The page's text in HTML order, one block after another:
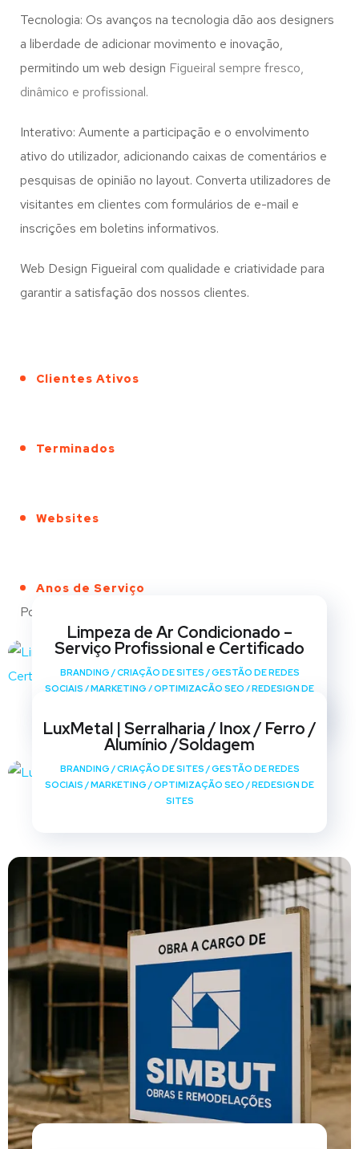
Tecnologia: Os avanços na tecnologia dão aos designers
a liberdade de adicionar movimento e inovação,
permitindo um web design Figueiral sempre fresco,
dinâmico e profissional.
Interativo: Aumente a participação e o envolvimento
ativo do utilizador, adicionando caixas de comentários e
pesquisas de opinião no layout. Converta utilizadores de
visitantes em clientes com formulários de e-mail e
inscrições em boletins informativos.
Web Design Figueiral com qualidade e criatividade para
garantir a satisfação dos nossos clientes.
Clientes Ativos
Terminados
Websites
Anos de Serviço
Portfólio
Limpeza de Ar Condicionado –
Serviço Profissional e Certificado
BRANDING /CRIAÇÃO DE SITES /GESTÃO DE REDES
SOCIAIS /MARKETING /OPTIMIZAÇÃO SEO /REDESIGN DE
LuxMetal | Serralharia / Inox / Ferro /
Alumínio /Soldagem
BRANDING /CRIAÇÃO DE SITES /GESTÃO DE REDES
SOCIAIS /MARKETING /OPTIMIZAÇÃO SEO /REDESIGN DE
SITES